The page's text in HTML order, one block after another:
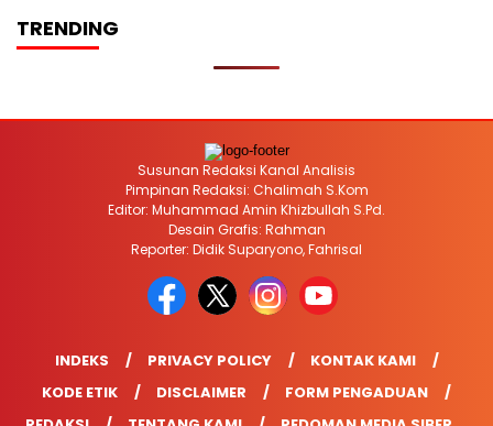
TRENDING
Susunan Redaksi Kanal Analisis
Pimpinan Redaksi: Chalimah S.Kom
Editor: Muhammad Amin Khizbullah S.Pd.
Desain Grafis: Rahman
Reporter: Didik Suparyono, Fahrisal
INDEKS PRIVACY POLICY
KONTAK KAMI
KODE ETIK
DISCLAIMER
FORM PENGADUAN